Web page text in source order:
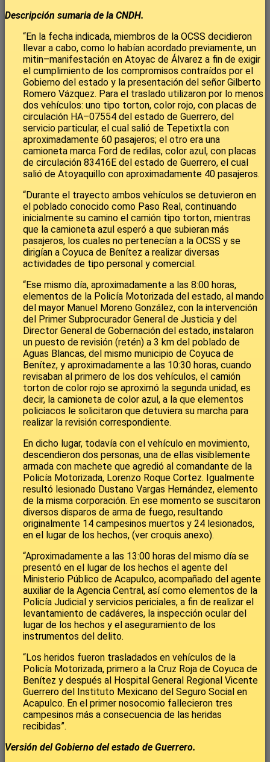
Descripción sumaria de la CNDH.
“En la fecha indicada, miembros de la OCSS decidieron
llevar a cabo, como lo habían acordado previamente, un
mitin–manifestación en Atoyac de Álvarez a fin de exigir
el cumplimiento de los compromisos contraídos por el
Gobierno del estado y la presentación del señor Gilberto
Romero Vázquez. Para el traslado utilizaron por lo menos
dos vehículos: uno tipo torton, color rojo, con placas de
circulación HA–07554 del estado de Guerrero, del
servicio particular, el cual salió de Tepetixtla con
aproximadamente 60 pasajeros; el otro era una
camioneta marca Ford de redilas, color azul, con placas
de circulación 83416E del estado de Guerrero, el cual
salió de Atoyaquillo con aproximadamente 40 pasajeros.
“Durante el trayecto ambos vehículos se detuvieron en
el poblado conocido como Paso Real, continuando
inicialmente su camino el camión tipo torton, mientras
que la camioneta azul esperó a que subieran más
pasajeros, los cuales no pertenecían a la OCSS y se
dirigían a Coyuca de Benítez a realizar diversas
actividades de tipo personal y comercial.
“Ese mismo día, aproximadamente a las 8:00 horas,
elementos de la Policía Motorizada del estado, al mando
del mayor Manuel Moreno González, con la intervención
del Primer Subprocurador General de Justicia y del
Director General de Gobernación del estado, instalaron
un puesto de revisión (retén) a 3 km del poblado de
Aguas Blancas, del mismo municipio de Coyuca de
Benítez, y aproximadamente a las 10:30 horas, cuando
revisaban al primero de los dos vehículos, el camión
torton de color rojo se aproximó la segunda unidad, es
decir, la camioneta de color azul, a la que elementos
policiacos le solicitaron que detuviera su marcha para
realizar la revisión correspondiente.
En dicho lugar, todavía con el vehículo en movimiento,
descendieron dos personas, una de ellas visiblemente
armada con machete que agredió al comandante de la
Policía Motorizada, Lorenzo Roque Cortez. Igualmente
resultó lesionado Dustano Vargas Hernández, elemento
de la misma corporación. En ese momento se suscitaron
diversos disparos de arma de fuego, resultando
originalmente 14 campesinos muertos y 24 lesionados,
en el lugar de los hechos, (ver croquis anexo).
“Aproximadamente a las 13:00 horas del mismo día se
presentó en el lugar de los hechos el agente del
Ministerio Público de Acapulco, acompañado del agente
auxiliar de la Agencia Central, así como elementos de la
Policía Judicial y servicios periciales, a fin de realizar el
levantamiento de cadáveres, la inspección ocular del
lugar de los hechos y el aseguramiento de los
instrumentos del delito.
“Los heridos fueron trasladados en vehículos de la
Policía Motorizada, primero a la Cruz Roja de Coyuca de
Benítez y después al Hospital General Regional Vicente
Guerrero del Instituto Mexicano del Seguro Social en
Acapulco. En el primer nosocomio fallecieron tres
campesinos más a consecuencia de las heridas
recibidas”.
Versión del Gobierno del estado de Guerrero.